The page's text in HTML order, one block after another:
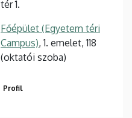
tér 1.
Főépület (Egyetem téri
Campus), 1. emelet, 118
(oktatói szoba)
Profil